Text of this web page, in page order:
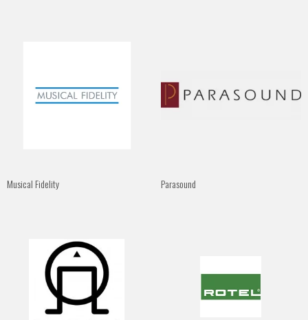
Musical Fidelity Parasound